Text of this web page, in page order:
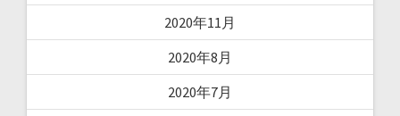
2020年11月
2020年8月
2020年7月